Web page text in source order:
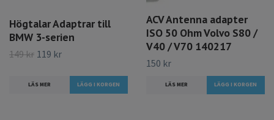
Högtalar Adaptrar till
BMW 3-serien
149 kr 119 kr
LÄS MER
ACV Antenna adapter
ISO 50 Ohm Volvo S80 /
V40 / V70 140217
150 kr
LÄS MER